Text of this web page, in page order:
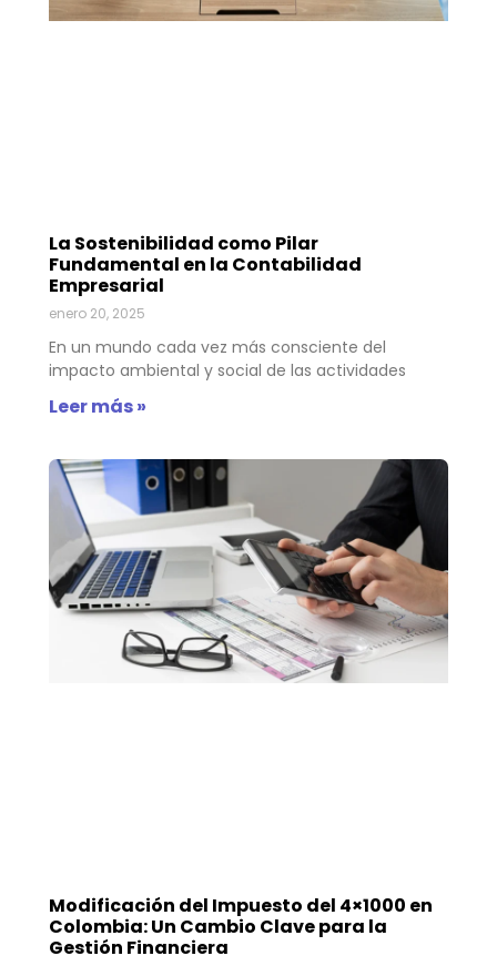
La Sostenibilidad como Pilar
Fundamental en la Contabilidad
Empresarial
enero 20, 2025
En un mundo cada vez más consciente del
impacto ambiental y social de las actividades
Leer más »
Modificación del Impuesto del 4×1000 en
Colombia: Un Cambio Clave para la
Gestión Financiera